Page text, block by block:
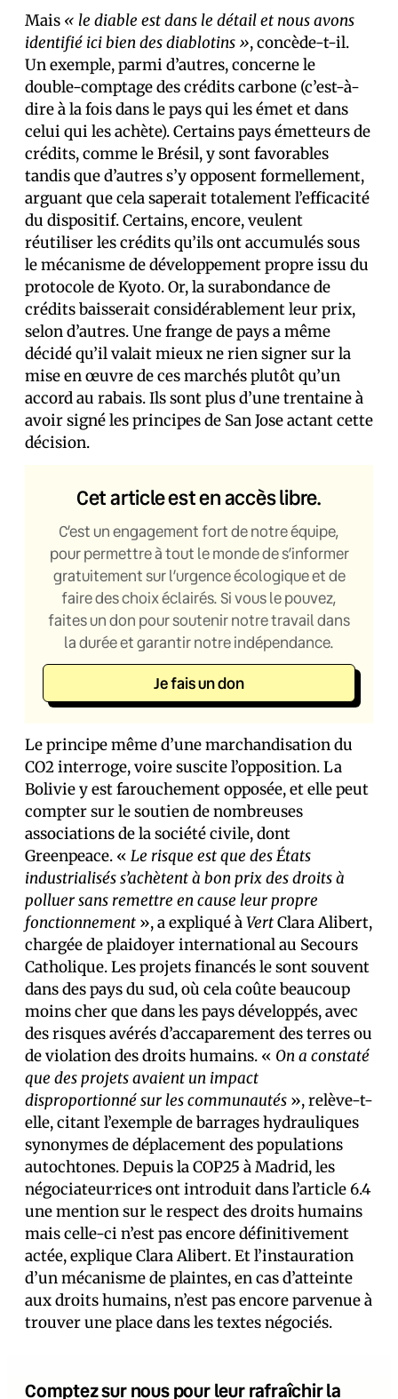
Mais « le diable est dans le détail et nous avons
identifié ici bien des diablotins », concède-t-il.
Un exemple, parmi d’autres, concerne le
double-comptage des crédits carbone (c’est-à-
dire à la fois dans le pays qui les émet et dans
celui qui les achète). Certains pays émetteurs de
crédits, comme le Brésil, y sont favorables
tandis que d’autres s’y opposent formellement,
arguant que cela saperait totalement l’efficacité
du dispositif. Certains, encore, veulent
réutiliser les crédits qu’ils ont accumulés sous
le mécanisme de développement propre issu du
protocole de Kyoto. Or, la surabondance de
crédits baisserait considérablement leur prix,
selon d’autres. Une frange de pays a même
décidé qu’il valait mieux ne rien signer sur la
mise en œuvre de ces marchés plutôt qu’un
accord au rabais. Ils sont plus d’une trentaine à
avoir signé les principes de San Jose actant cette
décision.
Cet article est en accès libre.
C’est un engagement fort de notre équipe,
pour permettre à tout le monde de s’informer
gratuitement sur l’urgence écologique et de
faire des choix éclairés. Si vous le pouvez,
faites un don pour soutenir notre travail dans
la durée et garantir notre indépendance.
Je fais un don
Le principe même d’une marchandisation du
CO2 interroge, voire suscite l’opposition. La
Bolivie y est farouchement opposée, et elle peut
compter sur le soutien de nombreuses
associations de la société civile, dont
Greenpeace. « Le risque est que des États
industrialisés s’achètent à bon prix des droits à
polluer sans remettre en cause leur propre
fonctionnement », a expliqué àVertClara Alibert,
chargée de plaidoyer international au Secours
Catholique. Les projets financés le sont souvent
dans des pays du sud, où cela coûte beaucoup
moins cher que dans les pays développés, avec
des risques avérés d’accaparement des terres ou
de violation des droits humains. « On a constaté
que des projets avaient un impact
disproportionné sur les communautés », relève-t-
elle, citant l’exemple de barrages hydrauliques
synonymes de déplacement des populations
autochtones. Depuis la COP25 à Madrid, les
négociateur·rice·s ont introduit dans l’article 6.4
une mention sur le respect des droits humains
mais celle-ci n’est pas encore définitivement
actée, explique Clara Alibert. Et l’instauration
d’un mécanisme de plaintes, en cas d’atteinte
aux droits humains, n’est pas encore parvenue à
trouver une place dans les textes négociés.
Comptez sur nous pour leur rafraîchir la